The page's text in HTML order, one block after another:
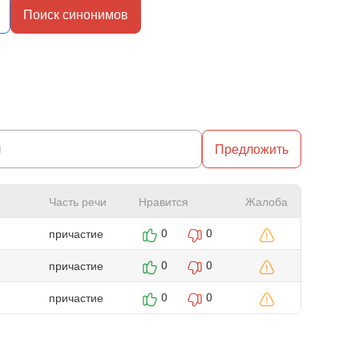
Поиск синонимов
Предложить
Часть речи Нравится
Жалоба
причастие
0 0
причастие 0 0
причастие 0 0